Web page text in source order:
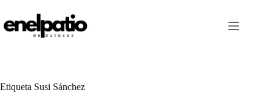
contenido
Etiqueta Susi Sánchez